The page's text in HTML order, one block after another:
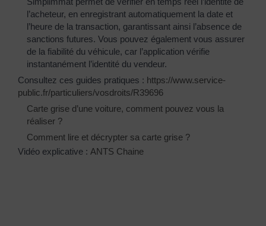
l’acheteur, en enregistrant automatiquement la date et
l’heure de la transaction, garantissant ainsi l’absence de
sanctions futures. Vous pouvez également vous assurer
de la fiabilité du véhicule, car l’application vérifie
instantanément l’identité du vendeur.
Consultez ces guides pratiques : https://www.service-
public.fr/particuliers/vosdroits/R39696
Carte grise d’une voiture, comment pouvez vous la
réaliser ?
Comment lire et décrypter sa carte grise ?
Vidéo explicative : ANTS Chaine